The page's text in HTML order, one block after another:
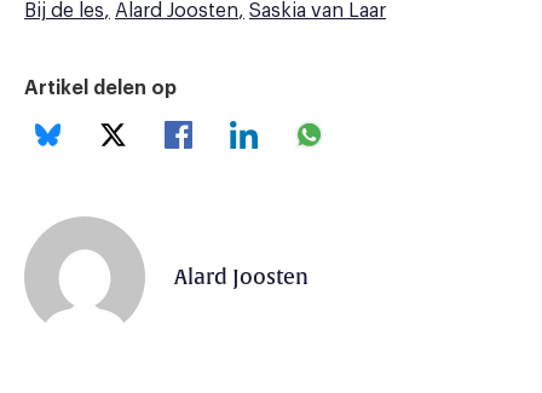
Bij de les
Alard Joosten Saskia van Laar
Artikel delen op
Alard Joosten